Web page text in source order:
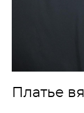
Платье